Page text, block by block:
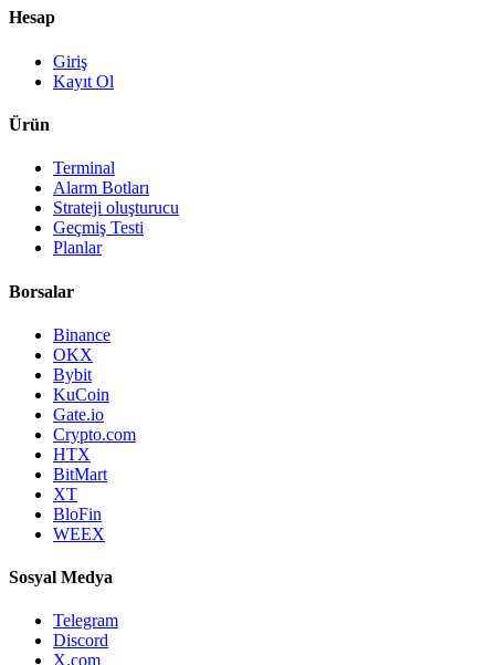
Hesap
Giriş
Kayıt Ol
Ürün
Terminal
Alarm Botları
Strateji oluşturucu
Geçmiş Testi
Planlar
Borsalar
Binance
OKX
Bybit
KuCoin
Gate.io
Crypto.com
HTX
BitMart
XT
BloFin
WEEX
Sosyal Medya
Telegram
Discord
X.com